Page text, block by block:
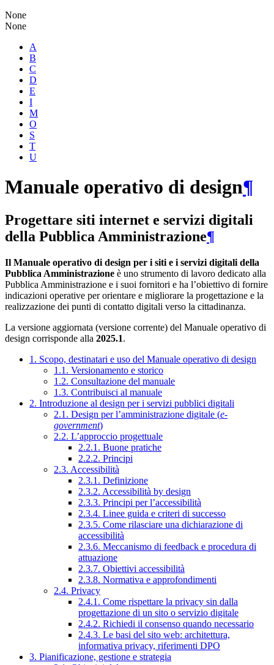
None
None
A
B
C
D
E
I
M
O
S
T
U
Manuale operativo di design¶
Progettare siti internet e servizi digitali
della Pubblica Amministrazione¶
Il Manuale operativo di design per i siti e i servizi digitali della
Pubblica Amministrazione è uno strumento di lavoro dedicato alla
Pubblica Amministrazione e i suoi fornitori e ha l’obiettivo di fornire
indicazioni operative per orientare e migliorare la progettazione e la
realizzazione dei punti di contatto digitali verso la cittadinanza.
La versione aggiornata (versione corrente) del Manuale operativo di
design corrisponde alla 2025.1.
1. Scopo, destinatari e uso del Manuale operativo di design
1.1. Versionamento e storico
1.2. Consultazione del manuale
1.3. Contribuisci al manuale
2. Introduzione al design per i servizi pubblici digitali
2.1. Design per l’amministrazione digitale (e-
government)
2.2. L’approccio progettuale
2.2.1. Buone pratiche
2.2.2. Principi
2.3. Accessibilità
2.3.1. Definizione
2.3.2. Accessibilità by design
2.3.3. Principi per l’accessibilità
2.3.4. Linee guida e criteri di successo
2.3.5. Come rilasciare una dichiarazione di
accessibilità
2.3.6. Meccanismo di feedback e procedura di
attuazione
2.3.7. Obiettivi accessibilità
2.3.8. Normativa e approfondimenti
2.4. Privacy
2.4.1. Come rispettare la privacy sin dalla
progettazione di un sito o servizio digitale
2.4.2. Richiedi il consenso quando necessario
2.4.3. Le basi del sito web: architettura,
informativa privacy, riferimenti DPO
3. Pianificazione, gestione e strategia